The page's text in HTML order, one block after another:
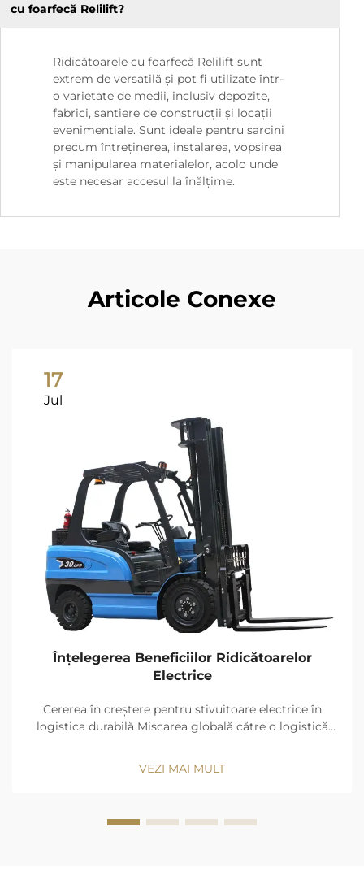
cu foarfecă Relilift?
Ridicătoarele cu foarfecă Relilift sunt
extrem de versatilă și pot fi utilizate într-
o varietate de medii, inclusiv depozite,
fabrici, șantiere de construcții și locații
evenimentiale. Sunt ideale pentru sarcini
precum întreținerea, instalarea, vopsirea
și manipularea materialelor, acolo unde
este necesar accesul la înălțime.
Articole Conexe
17
Jul
Înțelegerea Beneficiilor Ridicătoarelor
Electrice
Cererea în creștere pentru stivuitoare electrice în
logistica durabilă Mișcarea globală către o logistică
Cercetarea de piață Fairfield (2024)
VEZI MAI MULT